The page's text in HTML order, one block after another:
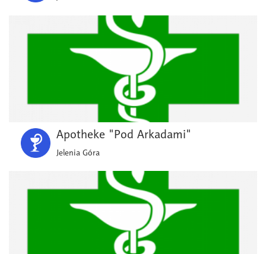
Apotheke "Pod Arkadami"
Jelenia Góra